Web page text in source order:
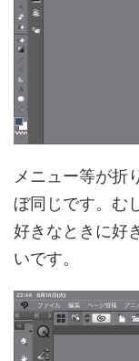
メニュー等が折
ぼ同じです。む
好きなときに好
いです。